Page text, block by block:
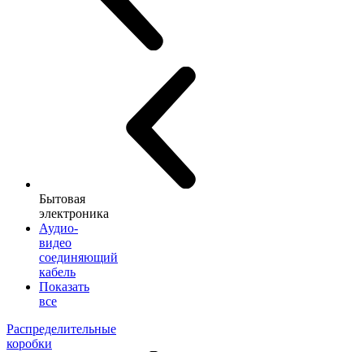
Бытовая
электроника
Аудио-
видео
соединяющий
кабель
Показать
все
Распределительные
коробки